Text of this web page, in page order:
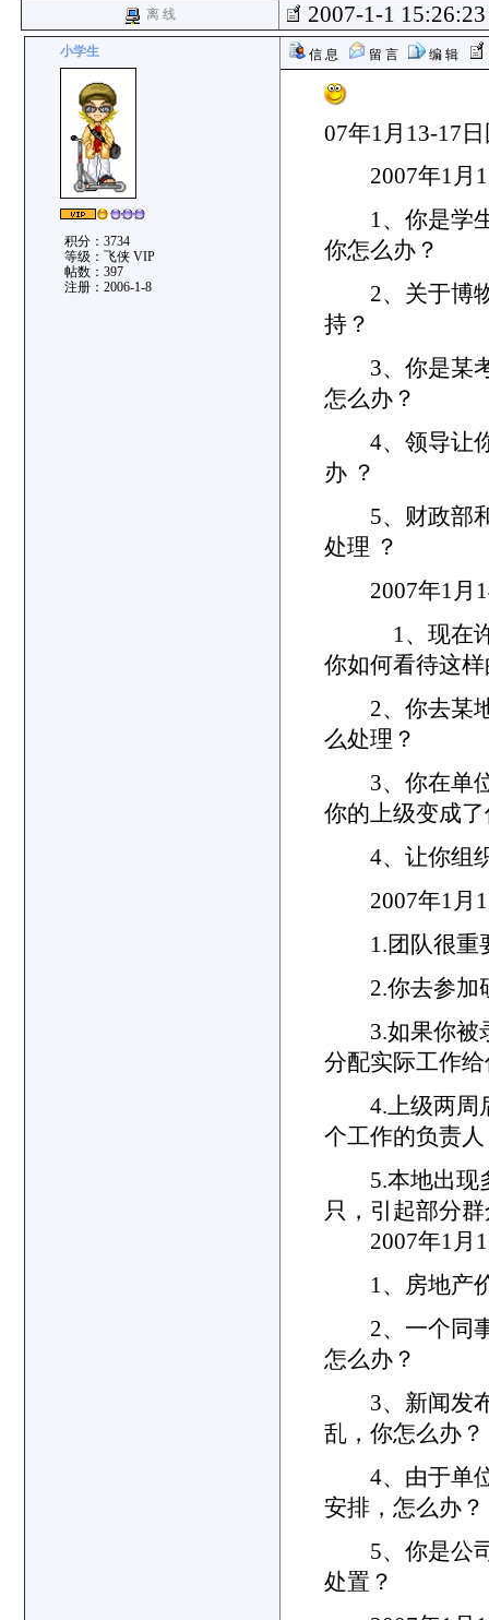
离 线 2007-1-1
小学生
积分：3734
等级：飞侠 VIP
帖数：397
注册：2006-1-8
信 息 留 言 编 辑
07年1月13-17
2007年1月
1、你是学生
你怎么办？
2、关于博物
持？
3、你是某考
怎么办？
4、领导让你
办 ？
5、财政部和
处理 ？
2007年1月
1、现在许多
你如何看待这
2、你去某地
么处理？
3、你在单位
你的上级变成
4、让你组织
2007年1月
1.团队很重要
2.你去参加研
3.如果你被录
分配实际工作
4.上级两周后
个工作的负责
5.本地出现多
只，引起部分
2007年1月
1、房地产价
2、一个同事
怎么办？
3、新闻发布
乱，你怎么办？
4、由于单位
安排，怎么办？
5、你是公司
处置？